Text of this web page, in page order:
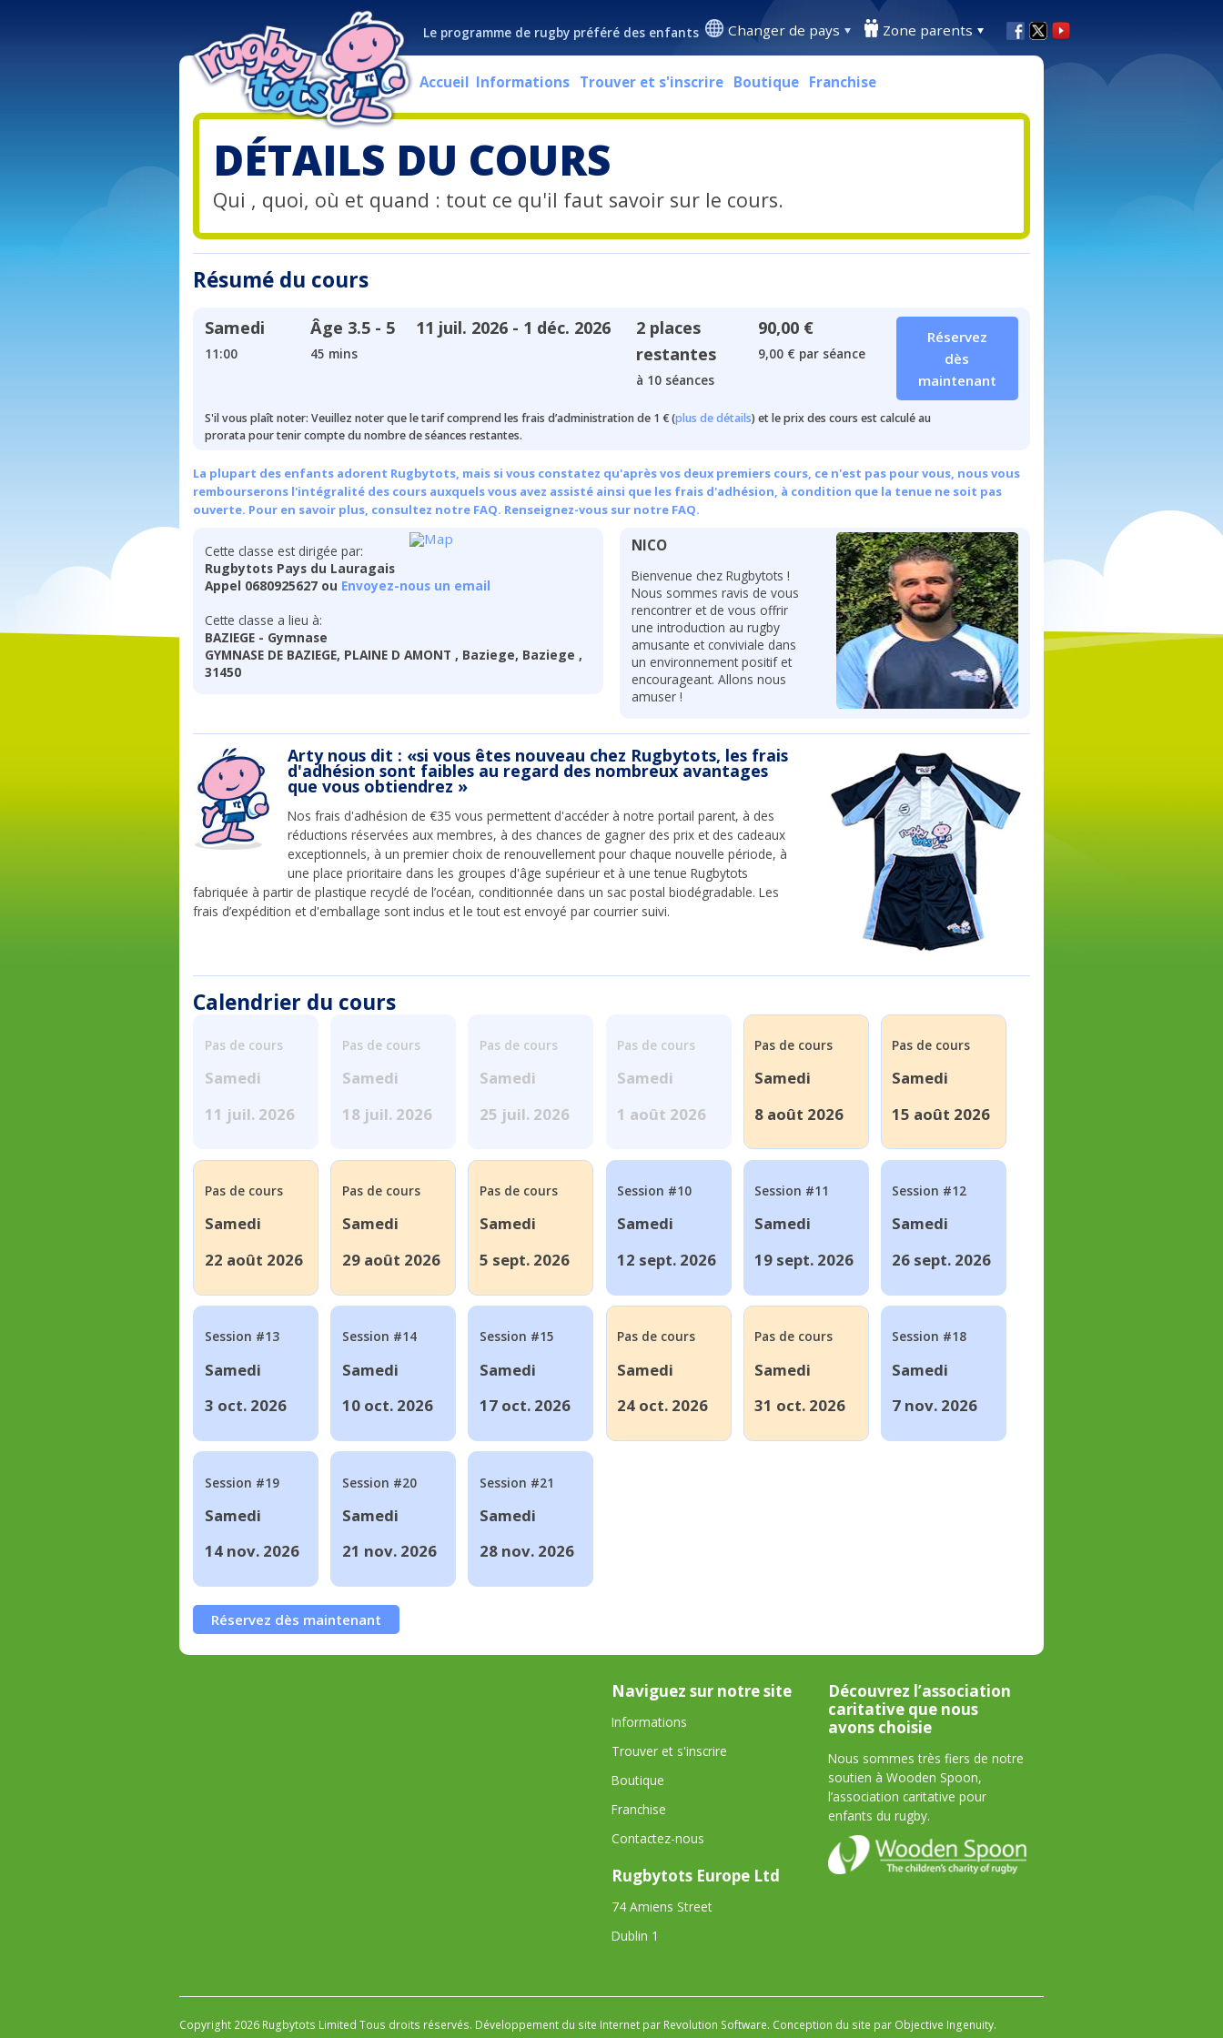
Le programme de rugby préféré des enfants Changer de pays Zone parents
Accueil Informations Trouver et s'inscrire Boutique Franchise
DÉTAILS DU COURS
Qui , quoi, où et quand : tout ce qu'il faut savoir sur le cours.
Résumé du cours
Samedi
11:00
Âge 3.5 - 5
45 mins
11 juil. 2026 - 1 déc. 2026
2 places
restantes
à 10 séances
90,00 €
9,00 € par séance
Réservez
dès
maintenant
S'il vous plaît noter: Veuillez noter que le tarif comprend les frais d’administration de 1 € (plus de détails) et le prix des cours est calculé au
prorata pour tenir compte du nombre de séances restantes.
La plupart des enfants adorent Rugbytots, mais si vous constatez qu'après vos deux premiers cours, ce n'est pas pour vous, nous vous
rembourserons l'intégralité des cours auxquels vous avez assisté ainsi que les frais d'adhésion, à condition que la tenue ne soit pas
ouverte. Pour en savoir plus, consultez notre FAQ. Renseignez-vous sur notre FAQ.
Cette classe est dirigée par:
Rugbytots Pays du Lauragais
Appel 0680925627 ou Envoyez-nous un email
Cette classe a lieu à:
BAZIEGE - Gymnase
GYMNASE DE BAZIEGE, PLAINE D AMONT , Baziege, Baziege ,
31450
NICO
Bienvenue chez Rugbytots !
Nous sommes ravis de vous
rencontrer et de vous offrir
une introduction au rugby
amusante et conviviale dans
un environnement positif et
encourageant. Allons nous
amuser !
Arty nous dit : «si vous êtes nouveau chez Rugbytots, les frais
d'adhésion sont faibles au regard des nombreux avantages
que vous obtiendrez »
Nos frais d'adhésion de €35 vous permettent d'accéder à notre portail parent, à des
réductions réservées aux membres, à des chances de gagner des prix et des cadeaux
exceptionnels, à un premier choix de renouvellement pour chaque nouvelle période, à
une place prioritaire dans les groupes d'âge supérieur et à une tenue Rugbytots
fabriquée à partir de plastique recyclé de l’océan, conditionnée dans un sac postal biodégradable. Les
frais d’expédition et d'emballage sont inclus et le tout est envoyé par courrier suivi.
Calendrier du cours
Pas de cours
Samedi
11 juil. 2026
Pas de cours
Samedi
18 juil. 2026
Pas de cours
Samedi
25 juil. 2026
Pas de cours
Samedi
1 août 2026
Pas de cours
Samedi
8 août 2026
Pas de cours
Samedi
15 août 2026
Pas de cours
Samedi
22 août 2026
Pas de cours
Samedi
29 août 2026
Pas de cours
Samedi
5 sept. 2026
Session #10
Samedi
12 sept. 2026
Session #11
Samedi
19 sept. 2026
Session #12
Samedi
26 sept. 2026
Session #13
Samedi
3 oct. 2026
Session #14
Samedi
10 oct. 2026
Session #15
Samedi
17 oct. 2026
Pas de cours
Samedi
24 oct. 2026
Pas de cours
Samedi
31 oct. 2026
Session #18
Samedi
7 nov. 2026
Session #19
Samedi
14 nov. 2026
Session #20
Samedi
21 nov. 2026
Session #21
Samedi
28 nov. 2026
Réservez dès maintenant
Naviguez sur notre site
Informations
Trouver et s'inscrire
Boutique
Franchise
Contactez-nous
Rugbytots Europe Ltd
74 Amiens Street
Dublin 1
Découvrez l’association
caritative que nous
avons choisie
Nous sommes très fiers de notre
soutien à Wooden Spoon,
l’association caritative pour
enfants du rugby.
Copyright 2026 Rugbytots Limited Tous droits réservés. Développement du site Internet par Revolution Software. Conception du site par Objective Ingenuity.